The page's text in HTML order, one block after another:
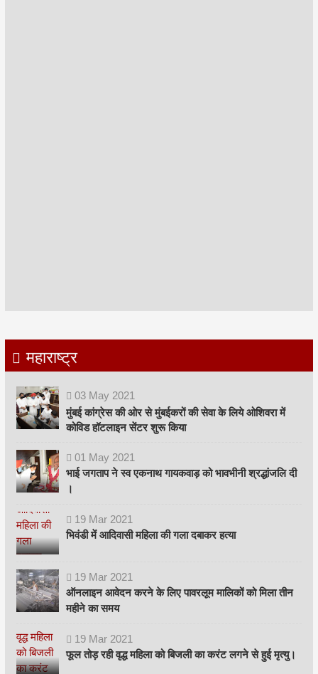
महाराष्ट्र
03 May 2021
मुंबई कांग्रेस की ओर से मुंबईकरों की सेवा के लिये ओशिवरा में
कोविड हॉटलाइन सेंटर शुरू किया
01 May 2021
भाई जगताप ने स्व एकनाथ गायकवाड़ को भावभीनी श्रद्धांजलि दी
।
19 Mar 2021
भिवंडी में आदिवासी महिला की गला दबाकर हत्या
19 Mar 2021
ऑनलाइन आवेदन करने के लिए पावरलूम मालिकों को मिला तीन
महीने का समय
19 Mar 2021
फूल तोड़ रही वृद्ध महिला को बिजली का करंट लगने से हुई मृत्यु।